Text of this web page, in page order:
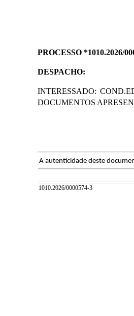
PROCESSO *1010.2026/
DESPACHO:
INTERESSADO:
DOCUMENTOS
A autenticidade deste
1010.2026/0000574-3